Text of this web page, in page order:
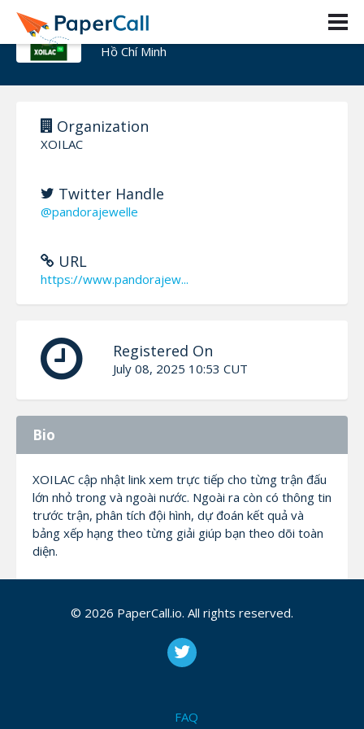
XOILAC
Hồ Chí Minh
Organization
XOILAC
Twitter Handle
@pandorajewelle
URL
https://www.pandorajew...
Registered On
July 08, 2025 10:53 CUT
Bio
XOILAC cập nhật link xem trực tiếp cho từng trận đấu
lớn nhỏ trong và ngoài nước. Ngoài ra còn có thông tin
trước trận, phân tích đội hình, dự đoán kết quả và
bảng xếp hạng theo từng giải giúp bạn theo dõi toàn
diện.
Email: contact@pandorajewellerys.us.com
© 2026 PaperCall.io. All rights reserved.
FAQ